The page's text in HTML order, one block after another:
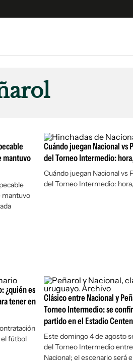
mantuvo
mantuvo
Cuándo juegan Nacional vs
del Torneo Intermedio:
Cuándo juegan Nacional vs
del Torneo Intermedio:
¿quién es
tener en
el fútbol
Clásico entre Nacional y
Torneo Intermedio: se
partido en el Estadio
Este domingo 4 de agosto
del Torneo Intermedio
Nacional; el escenario será